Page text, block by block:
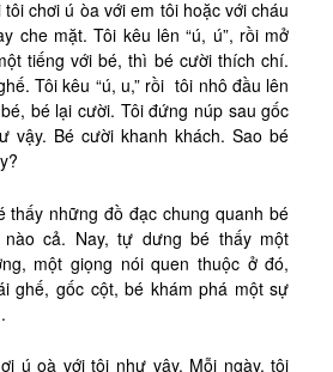
Phúc hơn
chơi ú òa với em tôi hoặc với cháu
che mặt. Tôi kêu lên “ú, ú”, rồi mở
tiếng với bé, thì bé cười thích chí.
Tôi kêu “ú, u,” rồi tôi nhô đầu lên
bé lại cười. Tôi đứng núp sau gốc
vậy. Bé cười khanh khách. Sao bé
thấy những đồ đạc chung quanh bé
cả. Nay, tự dưng bé thấy một
một giọng nói quen thuộc ở đó,
ghế, gốc cột, bé khám phá một sự
ú oà với tôi như vậy. Mỗi ngày, tôi